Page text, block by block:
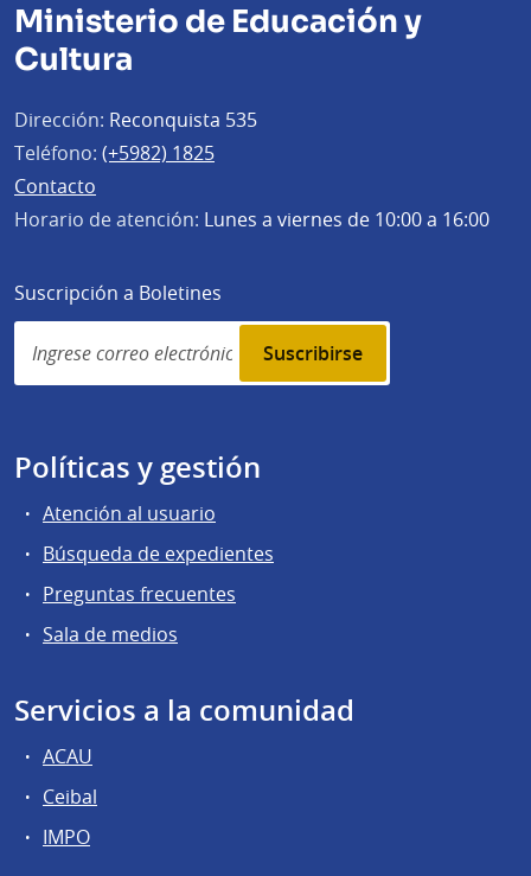
Ministerio de Educación y
Cultura
Dirección: Reconquista 535
Teléfono: (+5982) 1825
Contacto
Horario de atención: Lunes a viernes de 10:00 a 16:00
Suscripción a Boletines
Simplenews
subscription
Políticas y gestión
Atención al usuario
Búsqueda de expedientes
Preguntas frecuentes
Sala de medios
Servicios a la comunidad
ACAU
Ceibal
IMPO